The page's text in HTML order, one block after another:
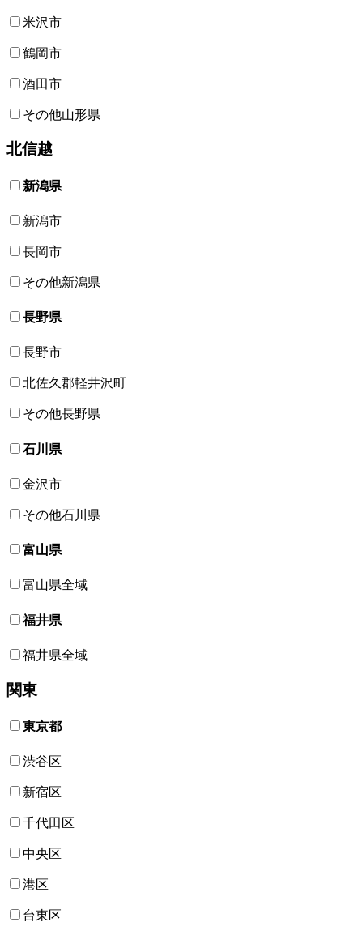
米沢市
鶴岡市
酒田市
その他山形県
北信越
新潟県
新潟市
長岡市
その他新潟県
長野県
長野市
北佐久郡軽井沢町
その他長野県
石川県
金沢市
その他石川県
富山県
富山県全域
福井県
福井県全域
関東
東京都
渋谷区
新宿区
千代田区
中央区
港区
台東区